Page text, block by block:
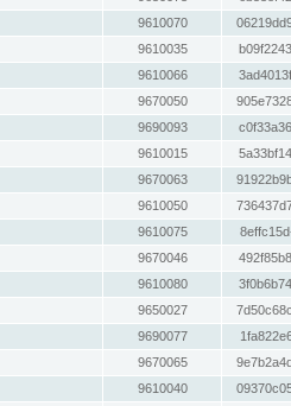
9610070
9610035
9610066
9670050
9690093
9610015
9670063
9610050
9610075
9670046
9610080
9650027
9690077
9670065
9610040